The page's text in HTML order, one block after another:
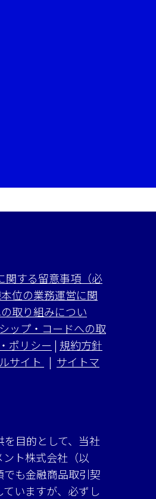
関する留意事項（必
位の業務運営に関
取り組みについ
ップ・コードへの取
ポリシー | 規約方針
サイト | サイトマ
目的として、当社
ト株式会社（以
も金融商品取引契
いますが、必ずし